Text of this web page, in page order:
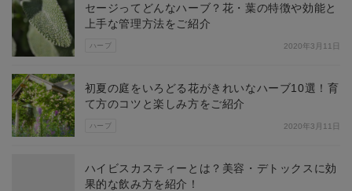
ハーブ
セージってどんなハーブ？花・葉の特徴や効能と
上手な管理方法をご紹介
2020年3月11日
ハーブ
初夏の庭をいろどる花がきれいなハーブ10選！育
て方のコツと楽しみ方をご紹介
2020年3月11日
ハイビスカスティーとは？美容・デトックスに効
果的な飲み方を紹介！